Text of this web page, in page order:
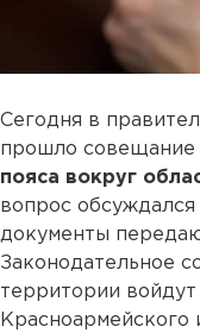
Сегодня в
прошло совещание
пояса вокруг
вопрос обсуждался
документы
Законодательное
территории войдут
Красноармейского